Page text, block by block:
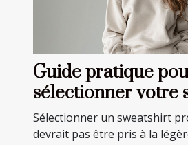
Guide pratique
sélectionner votre
professionnel idéal
Sélectionner un sweatshirt
devrait pas être pris à la